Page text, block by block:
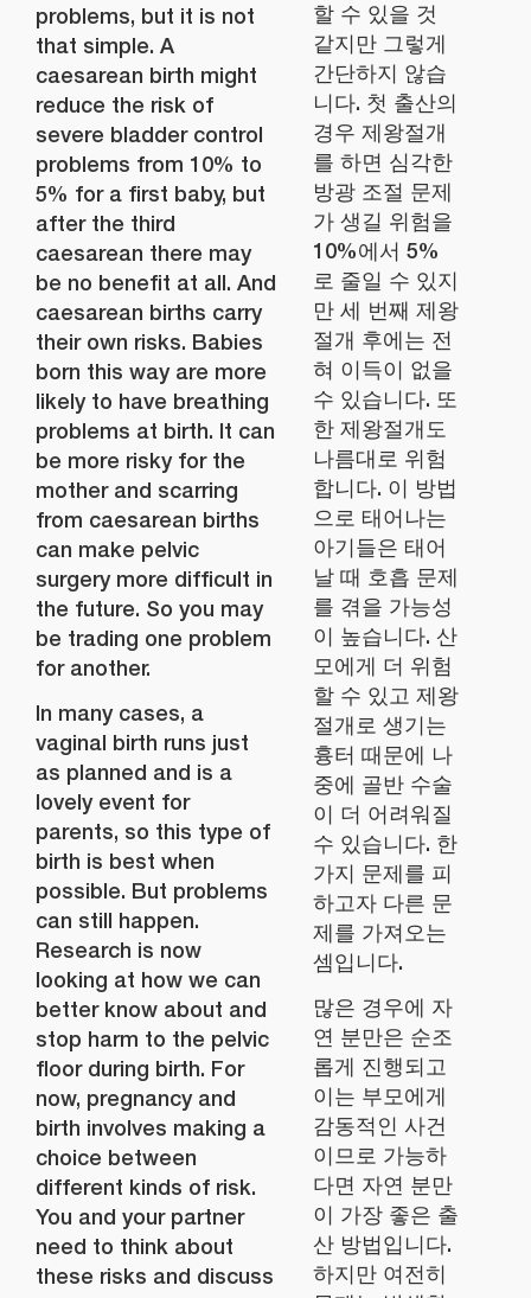
problems, but it is not
that simple. A
caesarean birth might
reduce the risk of
severe bladder control
problems from 10% to
5% for a first baby, but
after the third
caesarean there may
be no benefit at all. And
caesarean births carry
their own risks. Babies
born this way are more
likely to have breathing
problems at birth. It can
be more risky for the
mother and scarring
from caesarean births
can make pelvic
surgery more difficult in
the future. So you may
be trading one problem
for another.
In many cases, a
vaginal birth runs just
as planned and is a
lovely event for
parents, so this type of
birth is best when
possible. But problems
can still happen.
Research is now
looking at how we can
better know about and
stop harm to the pelvic
floor during birth. For
now, pregnancy and
birth involves making a
choice between
different kinds of risk.
You and your partner
need to think about
these risks and discuss
할 수 있을 것
같지만 그렇게
간단하지 않습
니다. 첫 출산의
경우 제왕절개
를 하면 심각한
방광 조절 문제
가 생길 위험을
10%에서 5%
로 줄일 수 있지
만 세 번째 제왕
절개 후에는 전
혀 이득이 없을
수 있습니다. 또
한 제왕절개도
나름대로 위험
합니다. 이 방법
으로 태어나는
아기들은 태어
날 때 호흡 문제
를 겪을 가능성
이 높습니다. 산
모에게 더 위험
할 수 있고 제왕
절개로 생기는
흉터 때문에 나
중에 골반 수술
이 더 어려워질
수 있습니다. 한
가지 문제를 피
하고자 다른 문
제를 가져오는
셈입니다.
많은 경우에 자
연 분만은 순조
롭게 진행되고
이는 부모에게
감동적인 사건
이므로 가능하
다면 자연 분만
이 가장 좋은 출
산 방법입니다.
하지만 여전히